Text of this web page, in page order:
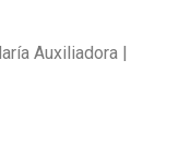
Auxiliadora |